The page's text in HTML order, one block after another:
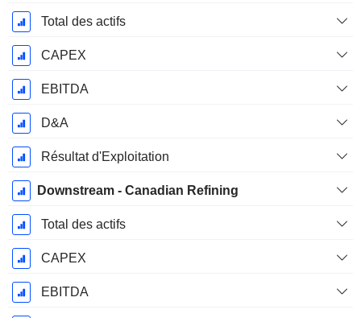
Total des actifs
CAPEX
EBITDA
D&A
Résultat d'Exploitation
Downstream - Canadian Refining
Total des actifs
CAPEX
EBITDA